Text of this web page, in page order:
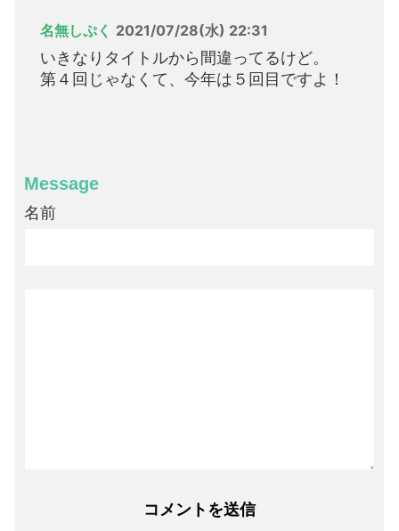
名無しぷく 2021/07/28(水) 22:31
いきなりタイトルから間違ってるけど。
第４回じゃなくて、今年は５回目ですよ！
Message
名前